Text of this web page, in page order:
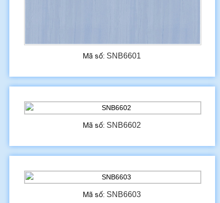
Mã số: SNB6601
Mã số: SNB6602
Mã số: SNB6603